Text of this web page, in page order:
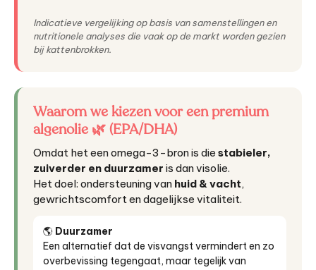
Indicatieve vergelijking op basis van samenstellingen en
nutritionele analyses die vaak op de markt worden gezien
bij kattenbrokken.
Waarom we kiezen voor een premium
algenolie 🌿 (EPA/DHA)
Omdat het een omega-3-bron is die stabieler,
zuiverder en duurzamer is dan visolie.
Het doel: ondersteuning van huid & vacht,
gewrichtscomfort en dagelijkse vitaliteit.
🌎 Duurzamer
Een alternatief dat de visvangst vermindert en zo
overbevissing tegengaat, maar tegelijk van